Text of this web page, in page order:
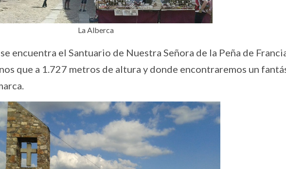
La Alberca
encuentra el Santuario de Nuestra Señora de la Peña de
que a 1.727 metros de altura y donde encontraremos un